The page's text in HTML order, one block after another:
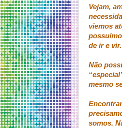
Vejam,
viemos
de ir e vir.
Não
mesmo
somos.